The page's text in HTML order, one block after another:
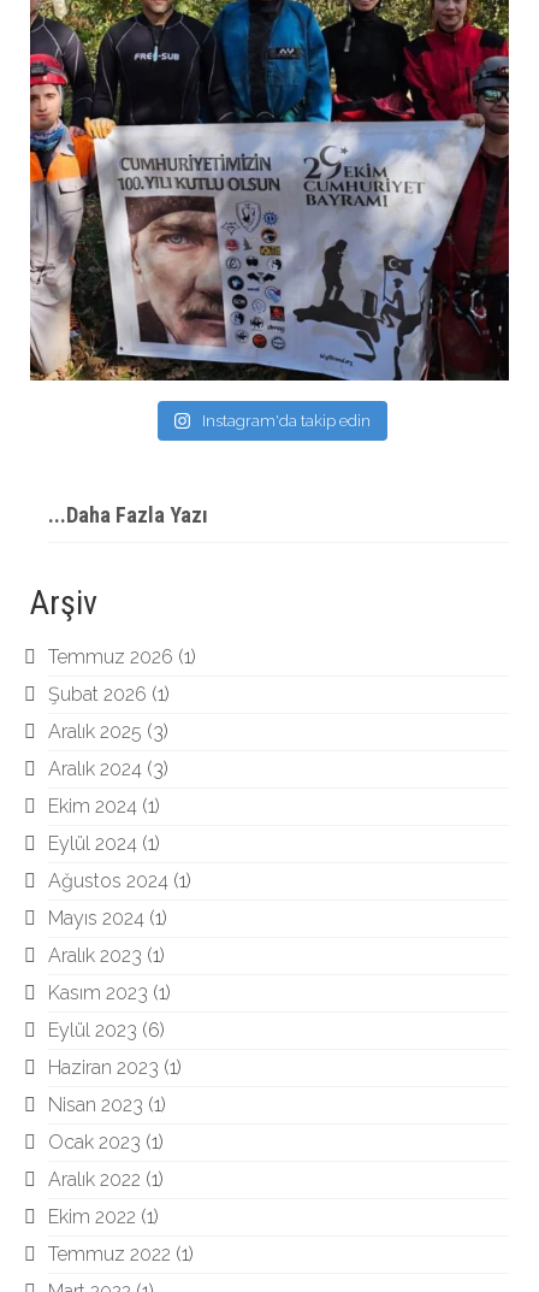
Instagram'da takip edin
...Daha Fazla Yazı
Arşiv
Temmuz 2026 (1)
Şubat 2026 (1)
Aralık 2025 (3)
Aralık 2024 (3)
Ekim 2024 (1)
Eylül 2024 (1)
Ağustos 2024 (1)
Mayıs 2024 (1)
Aralık 2023 (1)
Kasım 2023 (1)
Eylül 2023 (6)
Haziran 2023 (1)
Nisan 2023 (1)
Ocak 2023 (1)
Aralık 2022 (1)
Ekim 2022 (1)
Temmuz 2022 (1)